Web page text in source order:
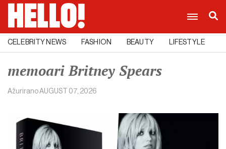
CELEBRITY NEWS FASHION BEAUTY LIFESTYLE
memoari Britney Spears
AžuriranoAUGUST 07, 2026